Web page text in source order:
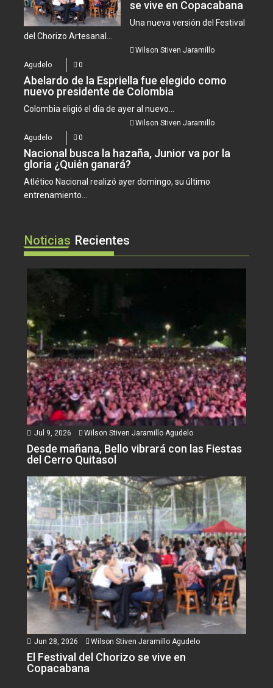
se vive en Copacabana
Una nueva versión del Festival
del Chorizo Artesanal...
Wilson Stiven Jaramillo
Agudelo
0
Abelardo de la Espriella fue elegido como
nuevo presidente de Colombia
Colombia eligió el día de ayer al nuevo...
Wilson Stiven Jaramillo
Agudelo
0
Nacional busca la hazaña, Junior va por la
gloria ¿Quién ganará?
Atlético Nacional realizó ayer domingo, su último
entrenamiento...
Noticias Recientes
Jul 9, 2026 Wilson Stiven Jaramillo Agudelo
Desde mañana, Bello vibrará con las Fiestas
del Cerro Quitasol
Jun 28, 2026 Wilson Stiven Jaramillo Agudelo
El Festival del Chorizo se vive en
Copacabana